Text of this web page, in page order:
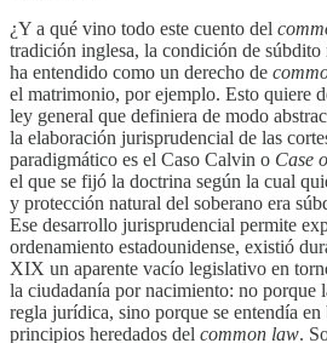
¿Y a qué vino todo este cuento del
tradición inglesa, la condición de súbdito
ha entendido como un derecho de
el matrimonio, por ejemplo. Esto quiere
ley general que definiera de modo
la elaboración jurisprudencial de las
paradigmático es el Caso Calvin o Case
el que se fijó la doctrina según la cual
y protección natural del soberano era
Ese desarrollo jurisprudencial permite
ordenamiento estadounidense, existió
XIX un aparente vacío legislativo en
la ciudadanía por nacimiento: no porque
regla jurídica, sino porque se entendía
principios heredados del common law.